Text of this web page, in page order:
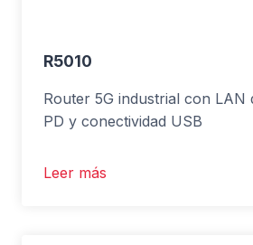
R5010
Router 5G industrial con LAN
PD y conectividad USB
Leer más